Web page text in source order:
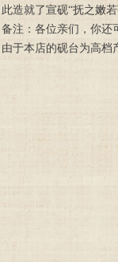
此造就了宣砚“抚之嫩
备注：各位亲们，你还
由于本店的砚台为高档